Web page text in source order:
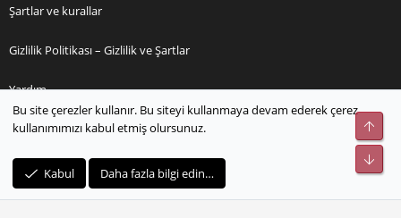
Şartlar ve kurallar
Gizlilik Politikası – Gizlilik ve Şartlar
Yardım
Ana sayfa
S
S
Bu site çerezler kullanır. Bu siteyi kullanmaya devam ederek çerez
kullanımımızı kabul etmiş olursunuz.
Kabul Daha fazla bilgi edin…